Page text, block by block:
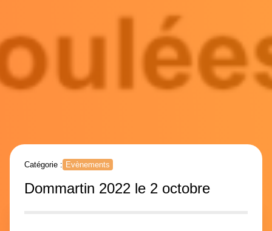
Catégorie : Evènements
Dommartin 2022 le 2 octobre